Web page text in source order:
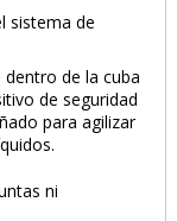
sistema de
de la cuba
de seguridad
para agilizar
ni